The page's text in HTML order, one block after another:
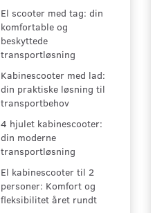
El scooter med tag: din
komfortable og
beskyttede
transportløsning
Kabinescooter med lad:
din praktiske løsning til
transportbehov
4 hjulet kabinescooter:
din moderne
transportløsning
El kabinescooter til 2
personer: Komfort og
fleksibilitet året rundt